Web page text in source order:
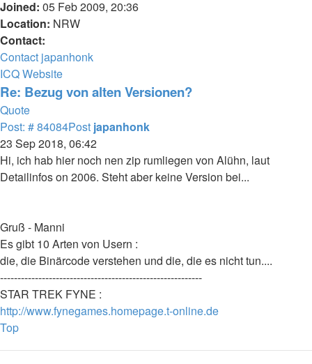
Joined: 05 Feb 2009, 20:36
Location: NRW
Contact:
Contact japanhonk
ICQWebsite
Re: Bezug von alten Versionen?
Quote
Post: # 84084Post japanhonk
23 Sep 2018, 06:42
Hi, ich hab hier noch nen zip rumliegen von Alühn, laut
Detailinfos on 2006. Steht aber keine Version bei...
Gruß - Manni
Es gibt 10 Arten von Usern :
die, die Binärcode verstehen und die, die es nicht tun....
----------------------------------------------------------
STAR TREK FYNE :
http://www.fynegames.homepage.t-online.de
Top